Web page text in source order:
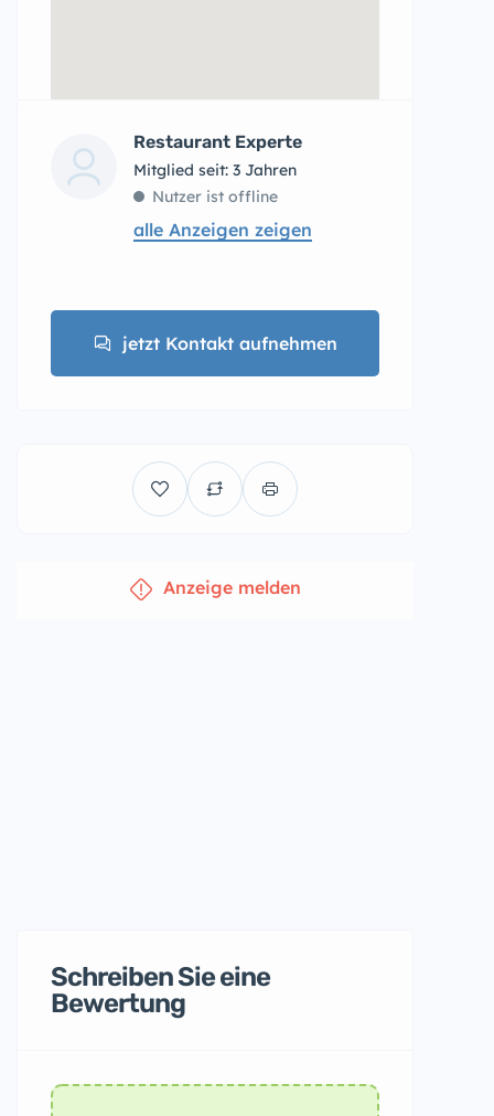
Restaurant Experte
Mitglied seit: 3 Jahren
Nutzer ist offline
alle Anzeigen zeigen
jetzt Kontakt aufnehmen
Anzeige melden
Schreiben Sie eine
Bewertung